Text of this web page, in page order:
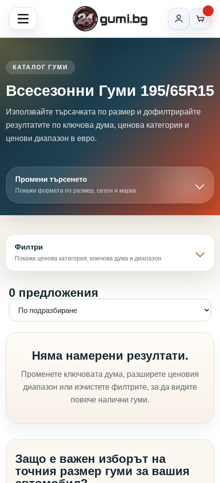
КАТАЛОГ ГУМИ
Всесезонни Гуми 195/65R15
Използвайте търсачката по размер и дофилтрирайте
резултатите по ключова дума, ценова категория и
ценови диапазон в евро.
Промени търсенето
Покажи формата по размер, сезон и марка
Филтри
Покажи ценова категория, ключова дума и диапазон
0 предложения
Няма намерени резултати.
Променете ключовата дума, разширете ценовия
диапазон или изчистете филтрите, за да видите
повече налични гуми.
Защо е важен изборът на
точния размер гуми за вашия